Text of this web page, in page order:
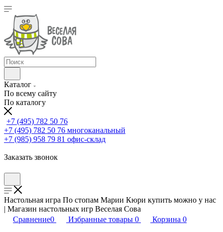
Каталог
По всему сайту
По каталогу
+7 (495) 782 50 76
+7 (495) 782 50 76 многоканальный
+7 (985) 958 79 81 офис-склад
Заказать звонок
Настольная игра По стопам Марии Кюри купить можно у нас
| Магазин настольных игр Веселая Сова
Сравнение0 Избранные товары 0 Корзина 0